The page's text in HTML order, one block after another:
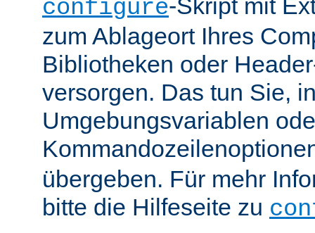
configure-Skript mit
zum Ablageort Ihres
Bibliotheken oder
versorgen. Das tun Sie,
Umgebungsvariablen
übergeben. Für mehr
bitte die Hilfeseite zu